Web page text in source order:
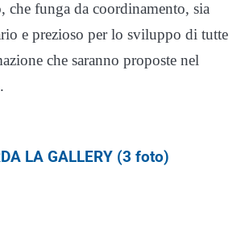
che funga da coordinamento, sia
e prezioso per lo sviluppo di tutte
che saranno proposte nel
LA GALLERY (3 foto)